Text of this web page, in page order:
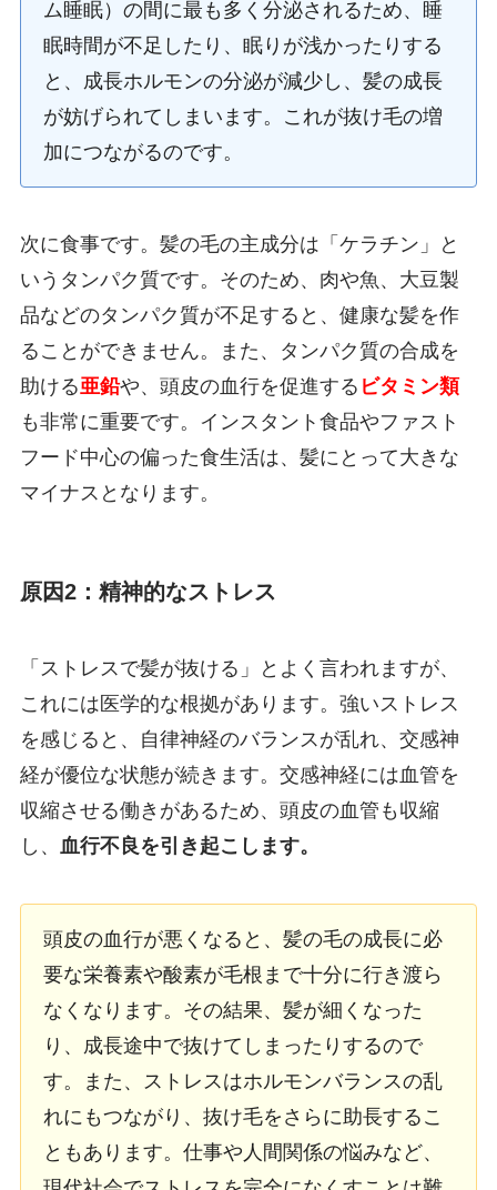
ム睡眠）の間に最も多く分泌されるため、睡
眠時間が不足したり、眠りが浅かったりする
と、成長ホルモンの分泌が減少し、髪の成長
が妨げられてしまいます。これが抜け毛の増
加につながるのです。
次に食事です。髪の毛の主成分は「ケラチン」と
いうタンパク質です。そのため、肉や魚、大豆製
品などのタンパク質が不足すると、健康な髪を作
ることができません。また、タンパク質の合成を
助ける亜鉛や、頭皮の血行を促進する ビタミン類
も非常に重要です。インスタント食品やファスト
フード中心の偏った食生活は、髪にとって大きな
マイナスとなります。
原因2：精神的なストレス
「ストレスで髪が抜ける」とよく言われますが、
これには医学的な根拠があります。強いストレス
を感じると、自律神経のバランスが乱れ、交感神
経が優位な状態が続きます。交感神経には血管を
収縮させる働きがあるため、頭皮の血管も収縮
し、 血行不良を引き起こします。
頭皮の血行が悪くなると、髪の毛の成長に必
要な栄養素や酸素が毛根まで十分に行き渡ら
なくなります。その結果、髪が細くなった
り、成長途中で抜けてしまったりするので
す。また、ストレスはホルモンバランスの乱
れにもつながり、抜け毛をさらに助長するこ
ともあります。仕事や人間関係の悩みなど、